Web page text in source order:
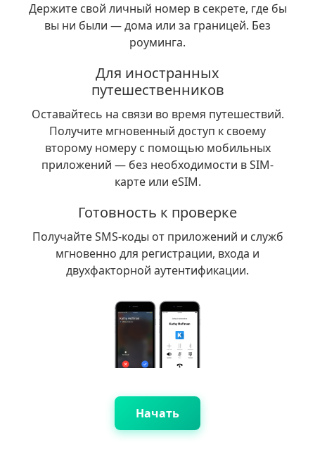
Держите свой личный номер в секрете, где бы
вы ни были — дома или за границей. Без
роуминга.
Для иностранных
путешественников
Оставайтесь на связи во время путешествий.
Получите мгновенный доступ к своему
второму номеру с помощью мобильных
приложений — без необходимости в SIM-
карте или eSIM.
Готовность к проверке
Получайте SMS-коды от приложений и служб
мгновенно для регистрации, входа и
двухфакторной аутентификации.
Начать